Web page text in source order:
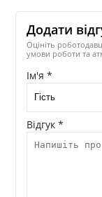
Додати
Оцініть
умови роботи та
Ім'я *
Відгук *